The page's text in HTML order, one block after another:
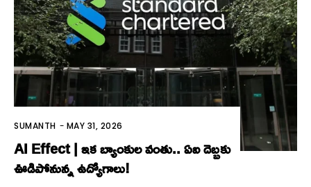
SUMANTH - MAY 31, 2026
AI Effect | ఇక బ్యాంకుల వంతు.. ఏఐ దెబ్బకు
ఊడిపోనున్న ఉద్యోగాలు!